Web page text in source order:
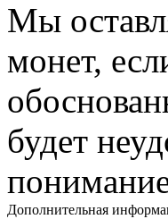
Мы
монет,
будет
Дополнительная